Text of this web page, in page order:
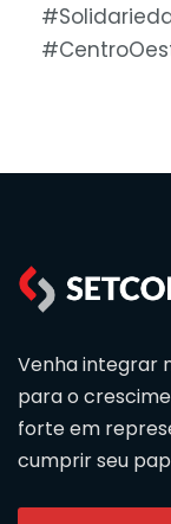
Venha integrar
para o
forte em
cumprir seu